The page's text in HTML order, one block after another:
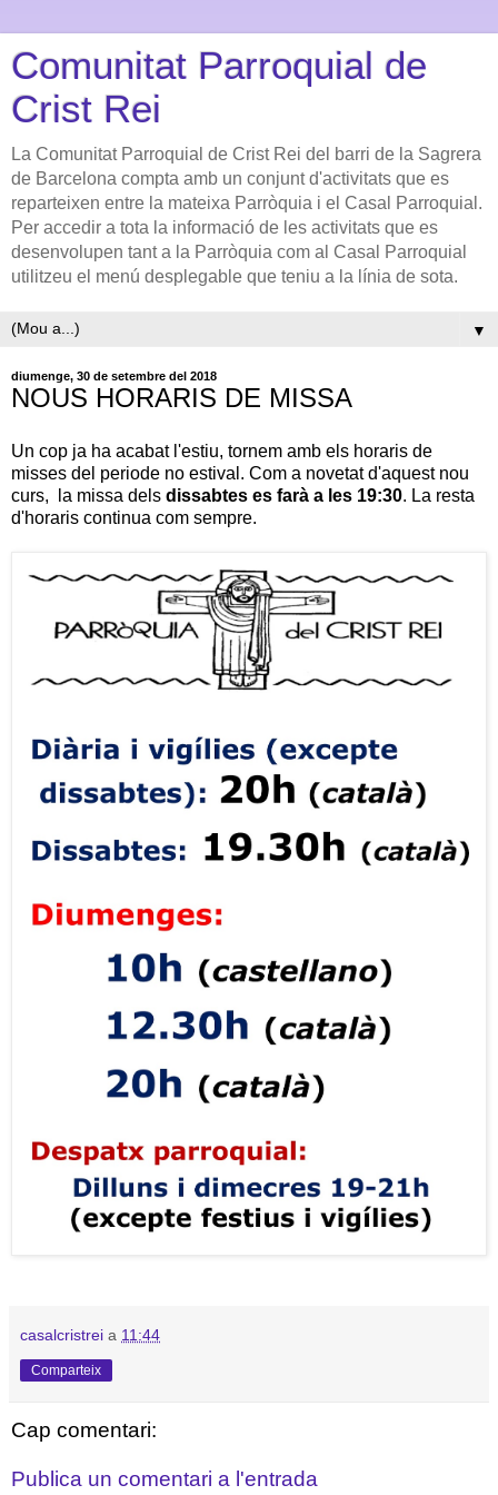
Comunitat Parroquial de
Crist Rei
La Comunitat Parroquial de Crist Rei del barri de la Sagrera
de Barcelona compta amb un conjunt d'activitats que es
reparteixen entre la mateixa Parròquia i el Casal Parroquial.
Per accedir a tota la informació de les activitats que es
desenvolupen tant a la Parròquia com al Casal Parroquial
utilitzeu el menú desplegable que teniu a la línia de sota.
▼
diumenge, 30 de setembre del 2018
NOUS HORARIS DE MISSA
Un cop ja ha acabat l'estiu, tornem amb els horaris de
misses del periode no estival. Com a novetat d'aquest nou
curs, la missa dels dissabtes es farà a les 19:30. La resta
d'horaris continua com sempre.
casalcristrei a 11:44
Comparteix
Cap comentari:
Publica un comentari a l'entrada